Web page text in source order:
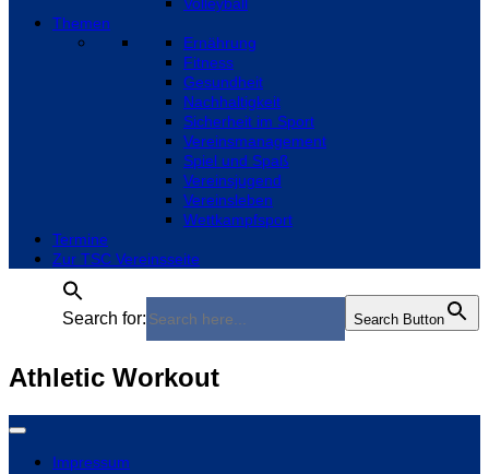
Themen
Ernährung
Fitness
Gesundheit
Nachhaltigkeit
Sicherheit im Sport
Vereinsmanagement
Spiel und Spaß
Vereinsjugend
Vereinsleben
Wettkampfsport
Termine
Zur TSC Vereinsseite
Search for: Search Button
Athletic Workout
Impressum